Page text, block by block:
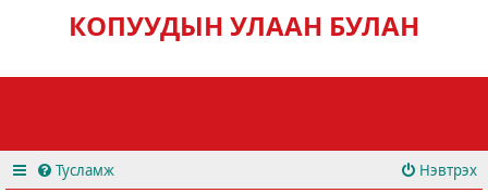
КОПУУДЫН УЛААН БУЛАН
Тусламж Нэвтрэх